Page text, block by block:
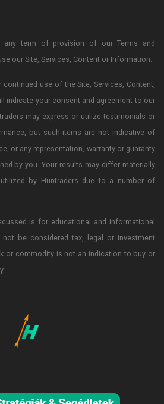
term of provision of our Terms and
our Site, Services, Content or Information.
continued use of the Site, Services, Content,
indicate your consent and agreement to our
may express or utilize testimonials or
but such items are not indicative of
or any representation, warranty or guaranty
by you. Your results may differ materially
by Huntraders due to a number of
is for educational and informational
be considered tax, legal or investment
or commodity is not an indication to buy or